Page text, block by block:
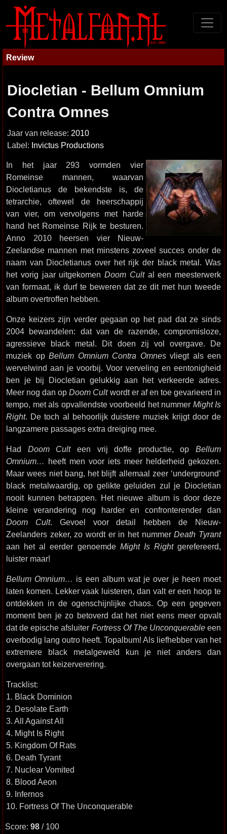
Review
Diocletian - Bellum Omnium
Contra Omnes
Jaar van release: 2010
Label: Invictus Productions
In het jaar 293 vormden vier
Romeinse mannen, waarvan
Diocletianus de bekendste is, de
tetrarchie, oftewel de heerschappij
van vier, om vervolgens met harde
hand het Romeinse Rijk te besturen.
Anno 2010 heersen vier Nieuw-
Zeelandse mannen met minstens zoveel succes onder de
naam van Diocletianus over het rijk der black metal. Was
het vorig jaar uitgekomen Doom Cultal een meesterwerk
van formaat, ik durf te beweren dat ze dit met hun tweede
album overtroffen hebben.
Onze keizers zijn verder gegaan op het pad dat ze sinds
2004 bewandelen: dat van de razende, compromisloze,
agressieve black metal. Dit doen zij vol overgave. De
muziek op Bellum Omnium Contra Omnesvliegt als een
wervelwind aan je voorbij. Voor verveling en eentonigheid
ben je bij Diocletian gelukkig aan het verkeerde adres.
Meer nog dan opDoom Cultwordt er af en toe gevarieerd in
tempo, met als opvallendste voorbeeld het nummer Might Is
Right. De toch al behoorlijk duistere muziek krijgt door de
langzamere passages extra dreiging mee.
Had Doom Culteen vrij doffe productie, op Bellum
Omnium… heeft men voor iets meer helderheid gekozen.
Maar wees niet bang, het blijft allemaal zeer ‘underground’
black metalwaardig, op gelikte geluiden zul je Diocletian
nooit kunnen betrappen. Het nieuwe album is door deze
kleine verandering nog harder en confronterender dan
Doom Cult. Gevoel voor detail hebben de Nieuw-
Zeelanders zeker, zo wordt er in het nummerDeath Tyrant
aan het al eerder genoemde Might Is Rightgerefereerd,
luister maar!
Bellum Omnium… is een album wat je over je heen moet
laten komen. Lekker vaak luisteren, dan valt er een hoop te
ontdekken in de ogenschijnlijke chaos. Op een gegeven
moment ben je zo betoverd dat het niet eens meer opvalt
dat de epische afsluiter Fortress Of The Unconquerableeen
overbodig lang outro heeft. Topalbum! Als liefhebber van het
extremere black metalgeweld kun je niet anders dan
overgaan tot keizerverering.
Tracklist:
1. Black Dominion
2. Desolate Earth
3. All Against All
4. Might Is Right
5. Kingdom Of Rats
6. Death Tyrant
7. Nuclear Vomited
8. Blood Aeon
9. Infernos
10. Fortress Of The Unconquerable
Score: 98 / 100